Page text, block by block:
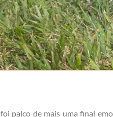
palco de mais uma final